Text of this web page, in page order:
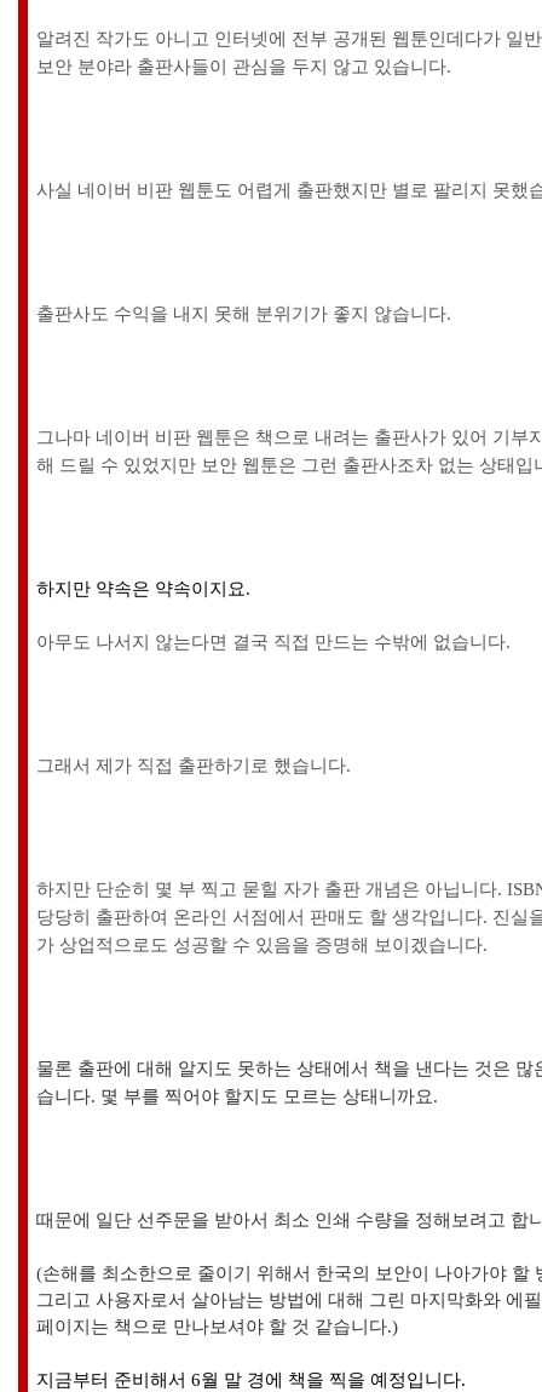
알려진 작가도 아니고 인터넷에 전부 공개된 웹툰인데다가 일
보안 분야라 출판사들이 관심을 두지 않고 있습니다.
사실 네이버 비판 웹툰도 어렵게 출판했지만 별로 팔리지 못했
출판사도 수익을 내지 못해 분위기가 좋지 않습니다.
그나마 네이버 비판 웹툰은 책으로 내려는 출판사가 있어 기부
해 드릴 수 있었지만 보안 웹툰은 그런 출판사조차 없는 상태입
하지만 약속은 약속이지요.
아무도 나서지 않는다면 결국 직접 만드는 수밖에 없습니다.
그래서 제가 직접 출판하기로 했습니다.
하지만 단순히 몇 부 찍고 묻힐 자가 출판 개념은 아닙니다.
당당히 출판하여 온라인 서점에서 판매도 할 생각입니다. 진실
가 상업적으로도 성공할 수 있음을 증명해 보이겠습니다.
물론 출판에 대해 알지도 못하는 상태에서 책을 낸다는 것은 많
습니다. 몇 부를 찍어야 할지도 모르는 상태니까요.
때문에 일단 선주문을 받아서 최소 인쇄 수량을 정해보려고 합
(손해를 최소한으로 줄이기 위해서 한국의 보안이 나아가야 할
그리고 사용자로서 살아남는 방법에 대해 그린 마지막화와 에
페이지는 책으로 만나보셔야 할 것 같습니다.)
지금부터 준비해서 6월 말 경에 책을 찍을 예정입니다.